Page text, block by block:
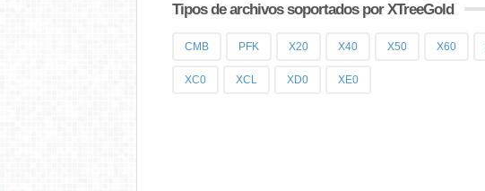
Tipos de archivos soportados por XTreeGold
CMB PFK X20 X40 X50 X60
XC0 XCL XD0 XE0